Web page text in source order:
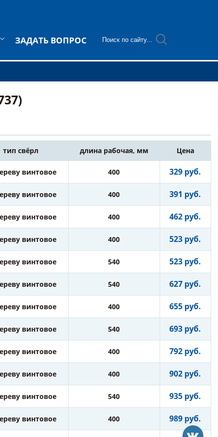
ЗАДАТЬ ВОПРОС
тип свёрл длина рабочая, мм Цена
винтовое 400 329 руб.
винтовое 400 391 руб.
винтовое 400 462 руб.
винтовое 400 523 руб.
винтовое 540 523 руб.
винтовое 540 627 руб.
винтовое 400 655 руб.
винтовое 540 693 руб.
винтовое 400 792 руб.
винтовое 400 902 руб.
винтовое 540 935 руб.
винтовое 400 989 руб.